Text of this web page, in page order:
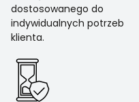
dostosowanego do
indywidualnych potrzeb
klienta.